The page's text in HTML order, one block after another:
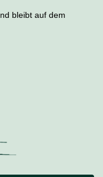
bleibt auf dem